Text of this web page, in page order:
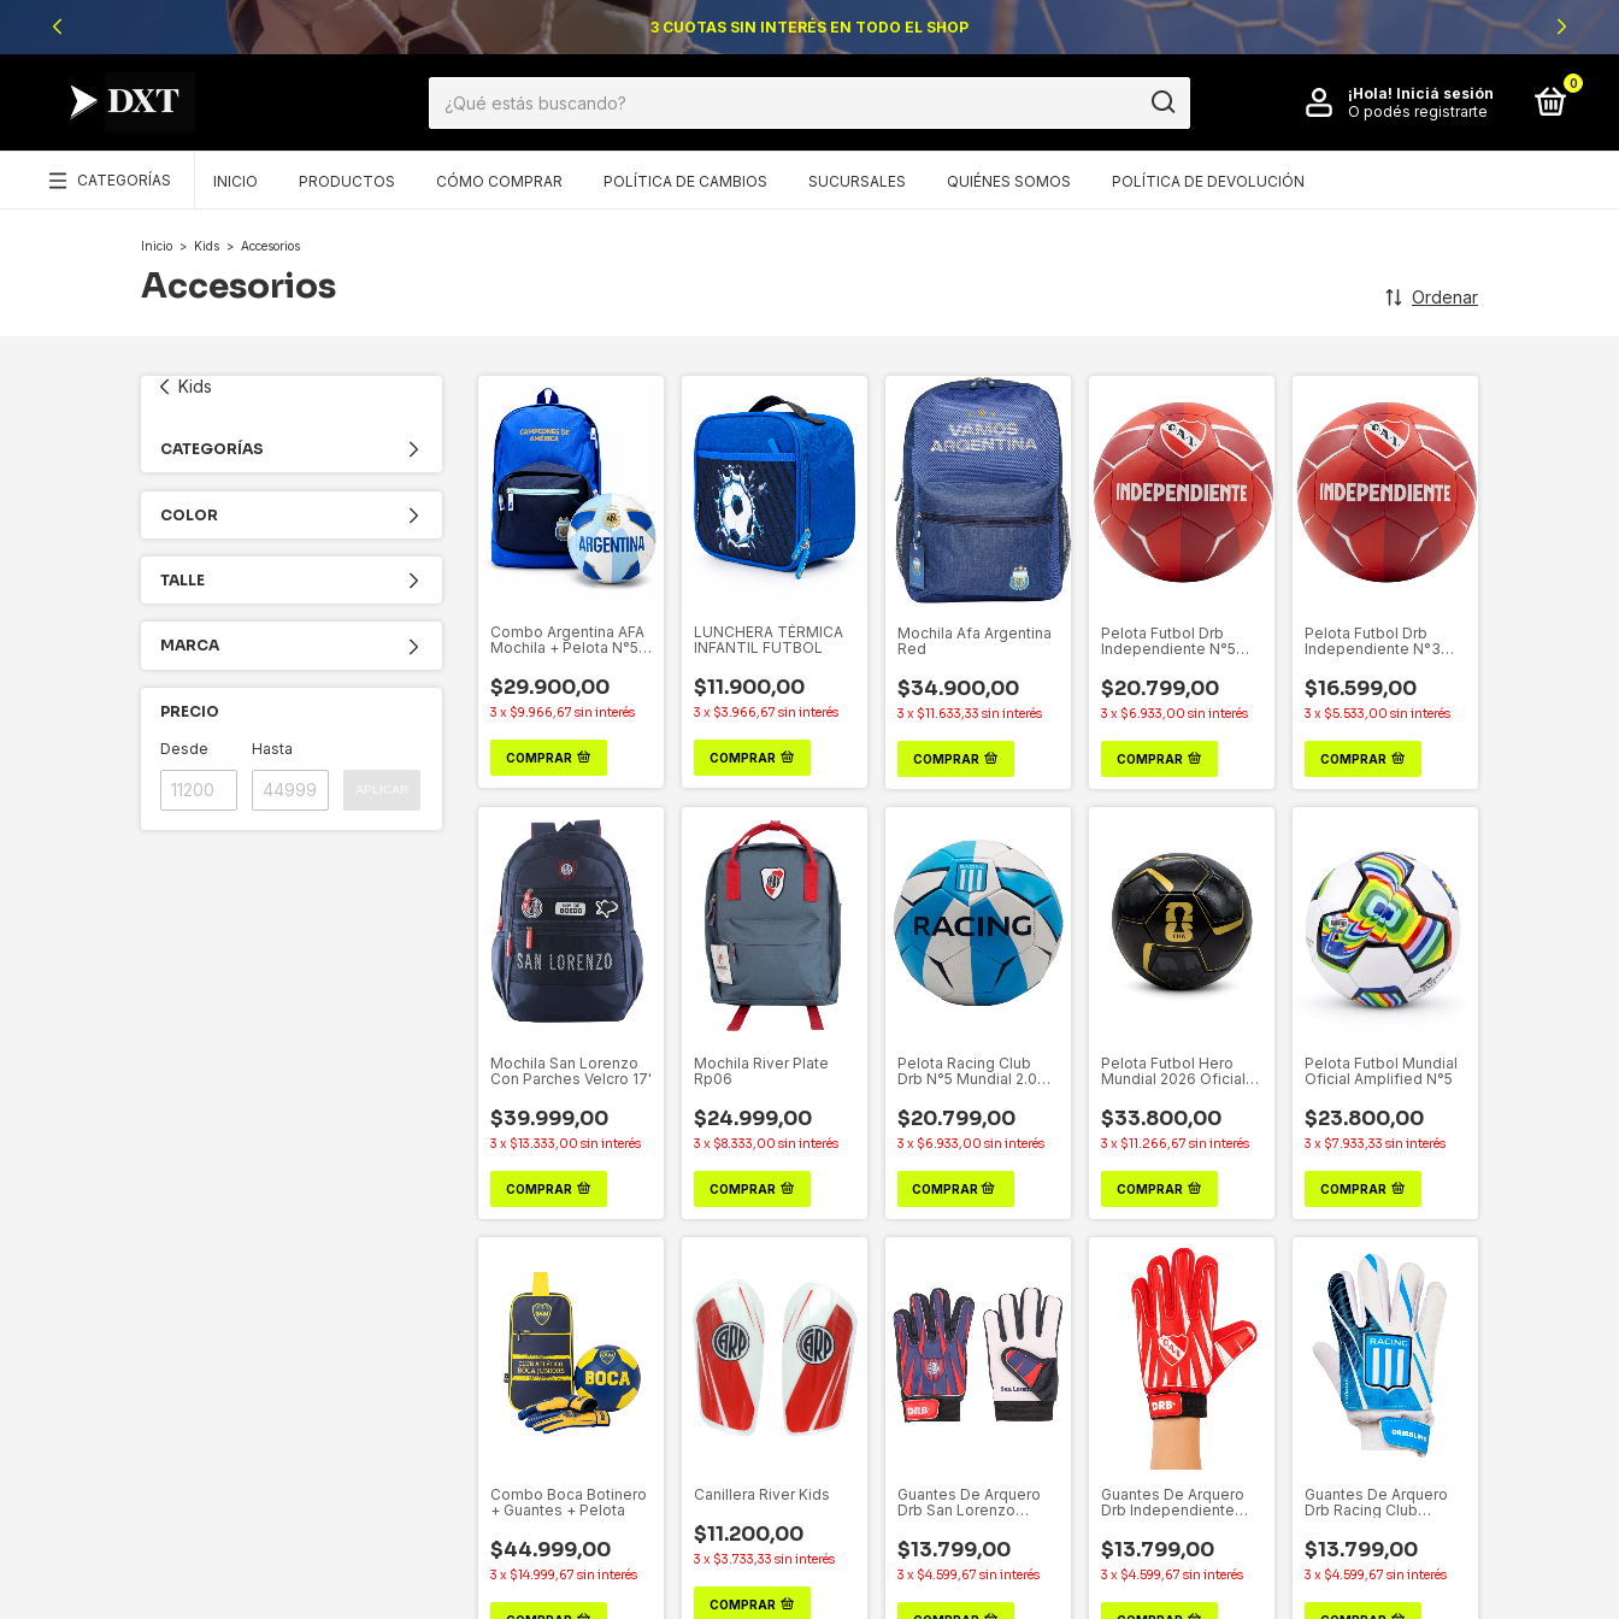
3 CUOTAS SIN INTERÉS EN TODO EL SHOP
¡Hola! Iniciá sesión
O podés registrarte
0
CATEGORÍAS INICIO PRODUCTOS CÓMO COMPRAR POLÍTICA DE CAMBIOS SUCURSALES QUIÉNES SOMOS POLÍTICA DE DEVOLUCIÓN
Inicio > Kids > Accesorios
Accesorios Ordenar
Kids
CATEGORÍAS
COLOR
TALLE
MARCA
PRECIO
Desde Hasta
Combo Argentina AFA
Mochila + Pelota N°5
$29.900,00
3 x $9.966,67 sin interés
COMPRAR
LUNCHERA TÉRMICA
INFANTIL FUTBOL
$11.900,00
3 x $3.966,67 sin interés
COMPRAR
Mochila Afa Argentina
Red
$34.900,00
3 x $11.633,33 sin interés
COMPRAR
Pelota Futbol Drb
Independiente N°5
$20.799,00
3 x $6.933,00 sin interés
COMPRAR
Pelota Futbol Drb
Independiente N°3
$16.599,00
3 x $5.533,00 sin interés
COMPRAR
Mochila San Lorenzo
Con Parches Velcro 17'
$39.999,00
3 x $13.333,00 sin interés
COMPRAR
Mochila River Plate
Rp06
$24.999,00
3 x $8.333,00 sin interés
COMPRAR
Pelota Racing Club
Drb N°5 Mundial 2.0
$20.799,00
3 x $6.933,00 sin interés
Pelota Futbol Hero
Mundial 2026 Oficial
$33.800,00
3 x $11.266,67 sin interés
COMPRAR
Pelota Futbol Mundial
Oficial Amplified N°5
$23.800,00
3 x $7.933,33 sin interés
COMPRAR
Combo Boca Botinero
+ Guantes + Pelota
$44.999,00
3 x $14.999,67 sin interés
Canillera River Kids
$11.200,00
3 x $3.733,33 sin interés
COMPRAR
Guantes De Arquero
Drb San Lorenzo
$13.799,00
3 x $4.599,67 sin interés
Guantes De Arquero
Drb Independiente
$13.799,00
3 x $4.599,67 sin interés
Guantes De Arquero
Drb Racing Club
$13.799,00
3 x $4.599,67 sin interés